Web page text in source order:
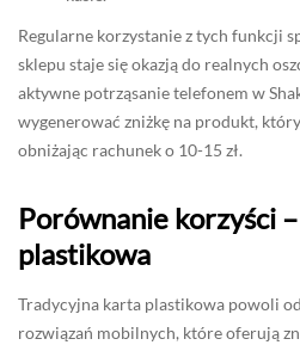
Regularne korzystanie z tych funkcji
sklepu staje się okazją do realnych
aktywne potrząsanie telefonem w
wygenerować zniżkę na produkt,
obniżając rachunek o 10-15 zł.
Porównanie korzyści
plastikowa
Tradycyjna karta plastikowa powoli
rozwiązań mobilnych, które oferują